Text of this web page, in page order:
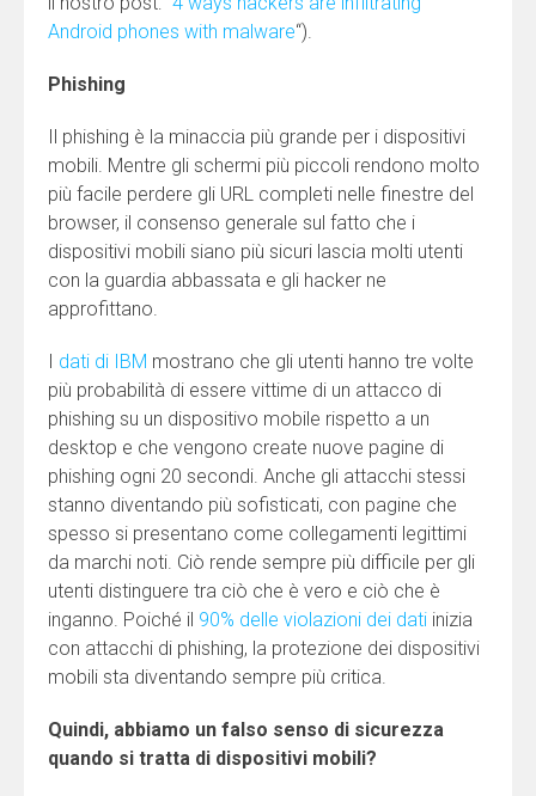
Android phones with malware“).
Phishing
Il phishing è la minaccia più grande per i dispositivi
mobili. Mentre gli schermi più piccoli rendono molto
più facile perdere gli URL completi nelle finestre del
browser, il consenso generale sul fatto che i
dispositivi mobili siano più sicuri lascia molti utenti
con la guardia abbassata e gli hacker ne
approfittano.
dati di IBM mostrano che gli utenti hanno tre volte
più probabilità di essere vittime di un attacco di
phishing su un dispositivo mobile rispetto a un
desktop e che vengono create nuove pagine di
phishing ogni 20 secondi. Anche gli attacchi stessi
stanno diventando più sofisticati, con pagine che
spesso si presentano come collegamenti legittimi
da marchi noti. Ciò rende sempre più difficile per gli
utenti distinguere tra ciò che è vero e ciò che è
inganno. Poiché il 90% delle violazioni dei dati inizia
con attacchi di phishing, la protezione dei dispositivi
mobili sta diventando sempre più critica.
Quindi, abbiamo un falso senso di sicurezza
quando si tratta di dispositivi mobili?